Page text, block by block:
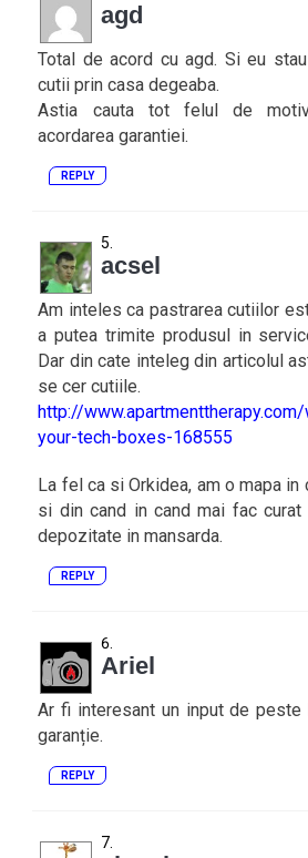
agd
Total de acord cu agd. Si eu
cutii prin casa degeaba.
Astia cauta tot felul de
acordarea garantiei.
REPLY
acsel
Am inteles ca pastrarea cutiilor
a putea trimite produsul in
Dar din cate inteleg din articolul
se cer cutiile.
http://
your-tech-boxes-168555
La fel ca si Orkidea, am o mapa
si din cand in cand mai fac
depozitate in mansarda.
REPLY
Ariel
Ar fi interesant un input de peste
garanție.
REPLY